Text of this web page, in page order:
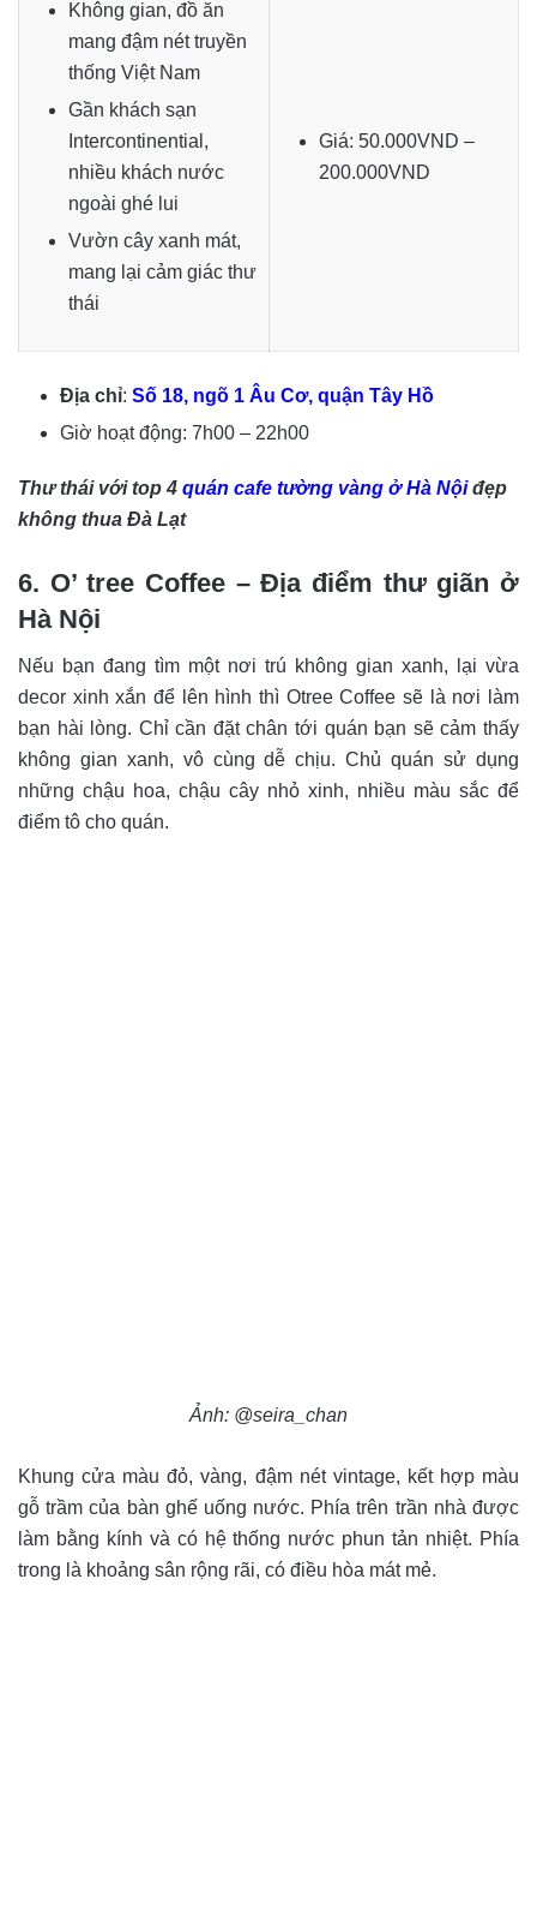
Không gian, đồ ăn
mang đậm nét truyền
thống Việt Nam
Gần khách sạn
Intercontinential,
nhiều khách nước
ngoài ghé lui
Vườn cây xanh mát,
mang lại cảm giác thư
thái
Giá: 50.000VND –
200.000VND
Địa chỉ: Số 18, ngõ 1 Âu Cơ, quận Tây Hồ
Giờ hoạt động: 7h00 – 22h00
Thư thái với top 4 quán cafe tường vàng ở Hà Nộiđẹp
không thua Đà Lạt
6. O’ tree Coffee – Địa điểm thư giãn ở
Hà Nội
Nếu bạn đang tìm một nơi trú không gian xanh, lại vừa
decor xinh xắn để lên hình thì Otree Coffee sẽ là nơi làm
bạn hài lòng. Chỉ cần đặt chân tới quán bạn sẽ cảm thấy
không gian xanh, vô cùng dễ chịu. Chủ quán sử dụng
những chậu hoa, chậu cây nhỏ xinh, nhiều màu sắc để
điểm tô cho quán.
Ảnh: @seira_chan
Khung cửa màu đỏ, vàng, đậm nét vintage, kết hợp màu
gỗ trầm của bàn ghế uống nước. Phía trên trần nhà được
làm bằng kính và có hệ thống nước phun tản nhiệt. Phía
trong là khoảng sân rộng rãi, có điều hòa mát mẻ.